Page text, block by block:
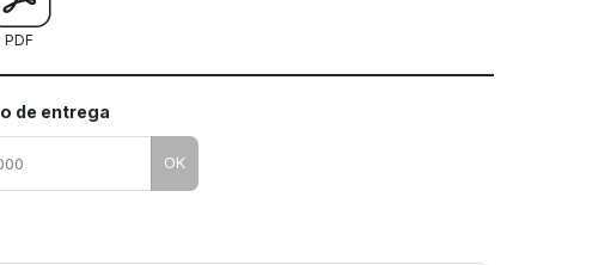
PDF
de entrega
OK